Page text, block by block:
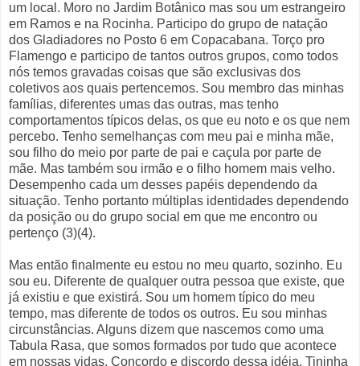
um local. Moro no Jardim Botânico mas sou um estrangeiro
em Ramos e na Rocinha. Participo do grupo de natação
dos Gladiadores no Posto 6 em Copacabana. Torço pro
Flamengo e participo de tantos outros grupos, como todos
nós temos gravadas coisas que são exclusivas dos
coletivos aos quais pertencemos. Sou membro das minhas
famílias, diferentes umas das outras, mas tenho
comportamentos típicos delas, os que eu noto e os que nem
percebo. Tenho semelhanças com meu pai e minha mãe,
sou filho do meio por parte de pai e caçula por parte de
mãe. Mas também sou irmão e o filho homem mais velho.
Desempenho cada um desses papéis dependendo da
situação. Tenho portanto múltiplas identidades dependendo
da posição ou do grupo social em que me encontro ou
pertenço (3)(4).
Mas então finalmente eu estou no meu quarto, sozinho. Eu
sou eu. Diferente de qualquer outra pessoa que existe, que
já existiu e que existirá. Sou um homem típico do meu
tempo, mas diferente de todos os outros. Eu sou minhas
circunstâncias. Alguns dizem que nascemos como uma
Tabula Rasa, que somos formados por tudo que acontece
em nossas vidas. Concordo e discordo dessa idéia. Tininha